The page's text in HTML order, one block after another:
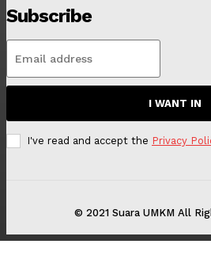
Subscribe
I WANT IN
I've read and accept the Privacy
© 2021 Suara UMKM All